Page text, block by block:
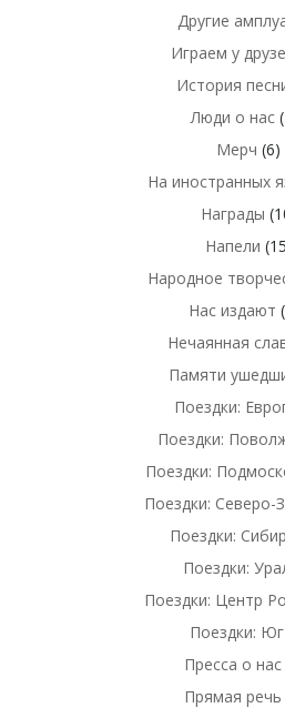
Другие
Играем у
История
Люди о нас
Мерч (6)
На иностранных
Награды
Напели
Народное
Нас издают
Нечаянная
Памяти
Поездки:
Поездки:
Поездки:
Поездки: Северо-
Поездки:
Поездки:
Поездки: Центр
Поездки: Юг
Пресса о нас
Прямая речь